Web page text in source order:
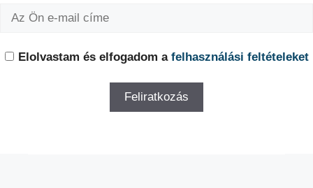
Elolvastam és elfogadom a felhasználási feltételeket